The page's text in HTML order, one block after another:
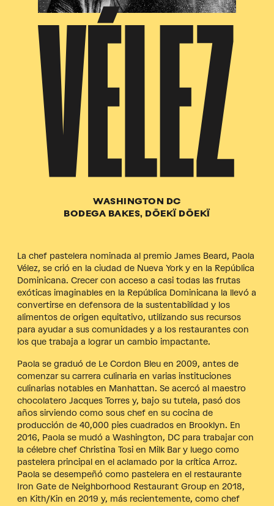
VÉLEZ
WASHINGTON DC
BODEGA BAKES, DŌEKÏ DŌEKÏ
La chef pastelera nominada al premio James Beard, Paola
Vélez, se crió en la ciudad de Nueva York y en la República
Dominicana. Crecer con acceso a casi todas las frutas
exóticas imaginables en la República Dominicana la llevó a
convertirse en defensora de la sustentabilidad y los
alimentos de origen equitativo, utilizando sus recursos
para ayudar a sus comunidades y a los restaurantes con
los que trabaja a lograr un cambio impactante.
Paola se graduó de Le Cordon Bleu en 2009, antes de
comenzar su carrera culinaria en varias instituciones
culinarias notables en Manhattan. Se acercó al maestro
chocolatero Jacques Torres y, bajo su tutela, pasó dos
años sirviendo como sous chef en su cocina de
producción de 40,000 pies cuadrados en Brooklyn. En
2016, Paola se mudó a Washington, DC para trabajar con
la célebre chef Christina Tosi en Milk Bar y luego como
pastelera principal en el aclamado por la crítica Arroz.
Paola se desempeñó como pastelera en el restaurante
Iron Gate de Neighborhood Restaurant Group en 2018,
en Kith/Kin en 2019 y, más recientemente, como chef